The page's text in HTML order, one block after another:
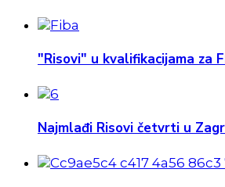
"Risovi" u kvalifikacijama za
Najmlađi Risovi četvrti u